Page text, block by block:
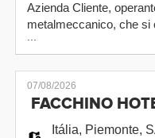
Azienda Cliente,
metalmeccanico, che si
progettazione,
macchinari di
affidato l'incarico di
interessata a ricoprire il
AMMINISTRATIVA, da
determinato iniziale,
07/08/2026
FACCHINO
Itália, Piemonte,